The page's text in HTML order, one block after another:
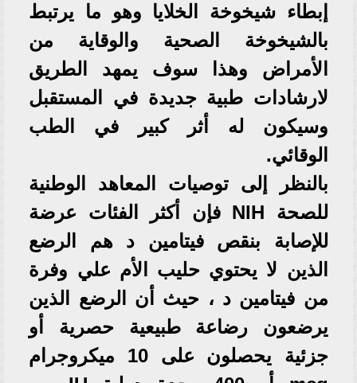
إبطاء شيخوخة الخلايا وهو ما يرتبط
بالشيخوخة الصحية والوقاية من
الأمراض وهذا سوف يمهد الطريق
لارشادات طبية جديدة في المستقبل
وسيكون له أثر كبير في الطب
الوقائي.
بالنظر إلى توصيات المعاهد الوطنية
للصحة NIH فإن أكثر الفئات عرضة
للإصابة بنقص فيتامين د هم الرضع
الذين لا يحتوي حليب الأم علي وفرة
من فيتامين د ، حيث أن الرضع الذين
يرضعون رضاعة طبيعية حصرية أو
جزئية يحصلون على 10 ميكروجرام